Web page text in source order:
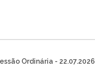
Ordinária - 22.07.2026